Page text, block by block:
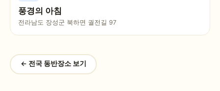
풍경의 아침
전라남도 장성군 북하면 궐전길 97
← 전국 동반장소 보기